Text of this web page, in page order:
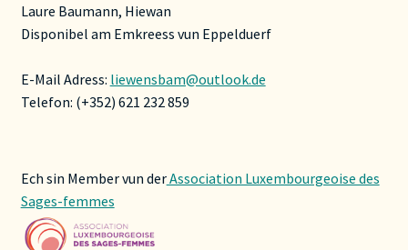
Laure Baumann, Hiewan
Disponibel am Emkreess vun Eppelduerf
E-Mail Adress: liewensbam@outlook.de
Telefon: (+352) 621 232 859
Ech sin Member vun derAssociation Luxembourgeoise des
Sages-femmes